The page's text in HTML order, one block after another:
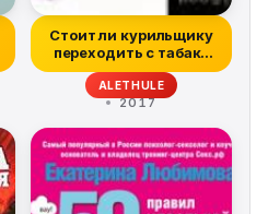
Стоит ли курильщику
переходить с табака
на электро...
ALETHULE
2017